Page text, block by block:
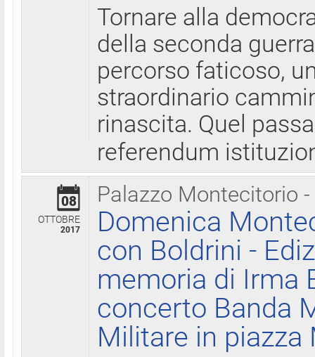
Tornare alla
della seconda
percorso faticoso,
straordinario
rinascita. Quel
referendum
Palazzo Montecitorio
08
OTTOBRE
2017
Domenica
con Boldrini -
memoria di Irma
concerto Banda
Militare in